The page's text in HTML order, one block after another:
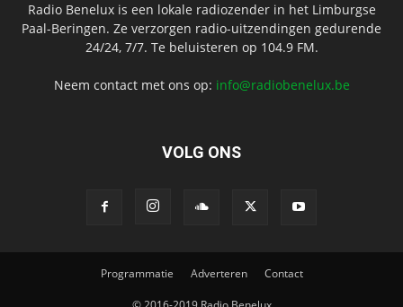
Radio Benelux is een lokale radiozender in het Limburgse
Paal-Beringen. Ze verzorgen radio-uitzendingen gedurende
24/24, 7/7. Te beluisteren op 104.9 FM.
Neem contact met ons op: info@radiobenelux.be
VOLG ONS
Programmatie Adverteren Contact